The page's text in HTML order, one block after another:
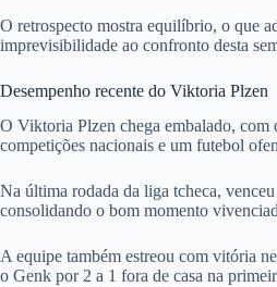
O retrospecto mostra equilíbrio, o que
imprevisibilidade ao confronto desta
Desempenho recente do Viktoria Plzen
O Viktoria Plzen chega embalado, com
competições nacionais e um futebol
Na última rodada da liga tcheca,
consolidando o bom momento
A equipe também estreou com vitória
o Genk por 2 a 1 fora de casa na